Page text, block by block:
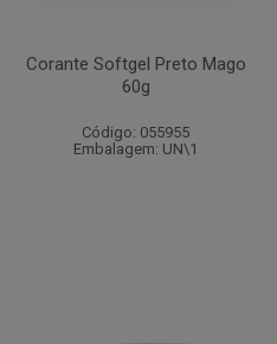
Corante Softgel Preto Mago
60g
Código: 055955
Embalagem: UN\1